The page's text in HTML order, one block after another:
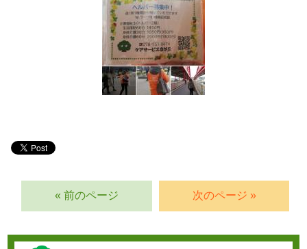
« 前のページ 次のページ »